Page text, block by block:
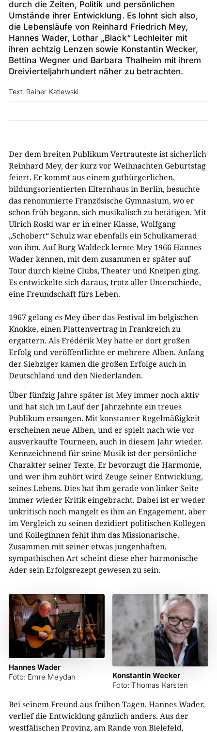
durch die Zeiten, Politik und persönlichen
Umstände ihrer Entwicklung. Es lohnt sich also,
die Lebensläufe von Reinhard Friedrich Mey,
Hannes Wader, Lothar „Black“ Lechleiter mit
ihren achtzig Lenzen sowie Konstantin Wecker,
Bettina Wegner und Barbara Thalheim mit ihrem
Dreivierteljahrhundert näher zu betrachten.
Text: Rainer Katlewski
Der dem breiten Publikum Vertrauteste ist sicherlich
Reinhard Mey, der kurz vor Weihnachten Geburtstag
feiert. Er kommt aus einem gutbürgerlichen,
bildungsorientierten Elternhaus in Berlin, besuchte
das renommierte Französische Gymnasium, wo er
schon früh begann, sich musikalisch zu betätigen. Mit
Ulrich Roski war er in einer Klasse, Wolfgang
„Schobert“ Schulz war ebenfalls ein Schulkamerad
von ihm. Auf Burg Waldeck lernte Mey 1966 Hannes
Wader kennen, mit dem zusammen er später auf
Tour durch kleine Clubs, Theater und Kneipen ging.
Es entwickelte sich daraus, trotz aller Unterschiede,
eine Freundschaft fürs Leben.
1967 gelang es Mey über das Festival im belgischen
Knokke, einen Plattenvertrag in Frankreich zu
ergattern. Als Frédérik Mey hatte er dort großen
Erfolg und veröffentlichte er mehrere Alben. Anfang
der Siebziger kamen die großen Erfolge auch in
Deutschland und den Niederlanden.
Über fünfzig Jahre später ist Mey immer noch aktiv
und hat sich im Lauf der Jahrzehnte ein treues
Publikum ersungen. Mit konstanter Regelmäßigkeit
erscheinen neue Alben, und er spielt nach wie vor
ausverkaufte Tourneen, auch in diesem Jahr wieder.
Kennzeichnend für seine Musik ist der persönliche
Charakter seiner Texte. Er bevorzugt die Harmonie,
und wer ihm zuhört wird Zeuge seiner Entwicklung,
seines Lebens. Dies hat ihm gerade von linker Seite
immer wieder Kritik eingebracht. Dabei ist er weder
unkritisch noch mangelt es ihm an Engagement, aber
im Vergleich zu seinen dezidiert politischen Kollegen
und Kolleginnen fehlt ihm das Missionarische.
Zusammen mit seiner etwas jungenhaften,
sympathischen Art scheint diese eher harmonische
Ader sein Erfolgsrezept gewesen zu sein.
Hannes Wader
Foto: Emre Meydan
Konstantin Wecker
Foto: Thomas Karsten
Bei seinem Freund aus frühen Tagen, Hannes Wader,
verlief die Entwicklung gänzlich anders. Aus der
westfälischen Provinz, am Rande von Bielefeld,